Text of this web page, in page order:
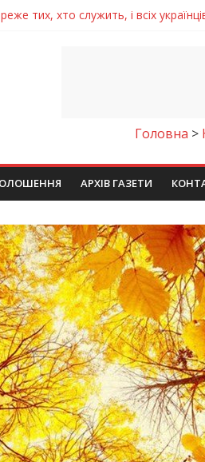
відкрили унікальну
проєктів та ініціатив
впливати на здоров’я
Головна >
АРХІВ ГАЗЕТИ